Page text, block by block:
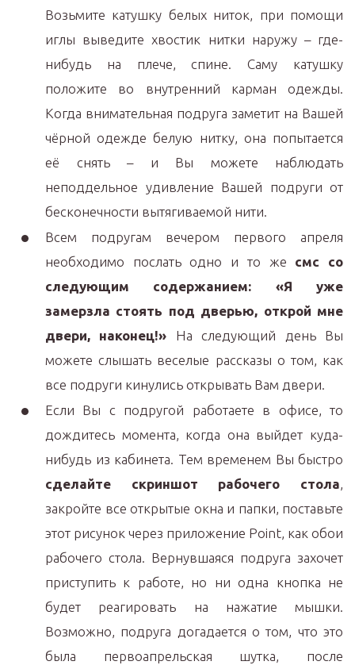
Возьмите катушку белых ниток, при помощи
иглы выведите хвостик нитки наружу – где-
нибудь на плече, спине. Саму катушку
положите во внутренний карман одежды.
Когда внимательная подруга заметит на Вашей
чёрной одежде белую нитку, она попытается
её снять – и Вы можете наблюдать
неподдельное удивление Вашей подруги от
бесконечности вытягиваемой нити.
Всем подругам вечером первого апреля
необходимо послать одно и то же смс со
следующим содержанием: «Я уже
замерзла стоять под дверью, открой мне
двери, наконец!» На следующий день Вы
можете слышать веселые рассказы о том, как
все подруги кинулись открывать Вам двери.
Если Вы с подругой работаете в офисе, то
дождитесь момента, когда она выйдет куда-
нибудь из кабинета. Тем временем Вы быстро
сделайте скриншот рабочего стола,
закройте все открытые окна и папки, поставьте
этот рисунок через приложение Point, как обои
рабочего стола. Вернувшаяся подруга захочет
приступить к работе, но ни одна кнопка не
будет реагировать на нажатие мышки.
Возможно, подруга догадается о том, что это
была первоапрельская шутка, после